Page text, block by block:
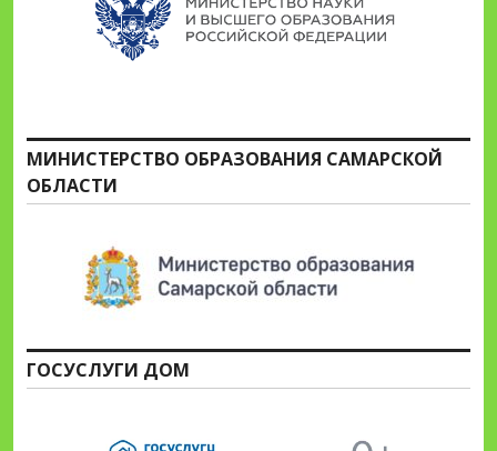
МИНИСТЕРСТВО ОБРАЗОВАНИЯ САМАРСКОЙ
ОБЛАСТИ
ГОСУСЛУГИ ДОМ